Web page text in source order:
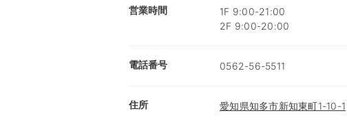
営業時間
1F 9:00-21:00
2F 9:00-20:00
電話番号 0562-56-5511
住所 愛知県知多市新知東町1-10-1